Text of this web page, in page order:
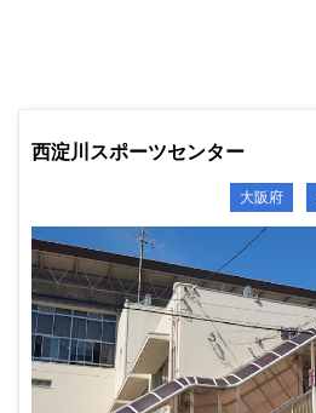
西淀川スポーツセンター
大阪府